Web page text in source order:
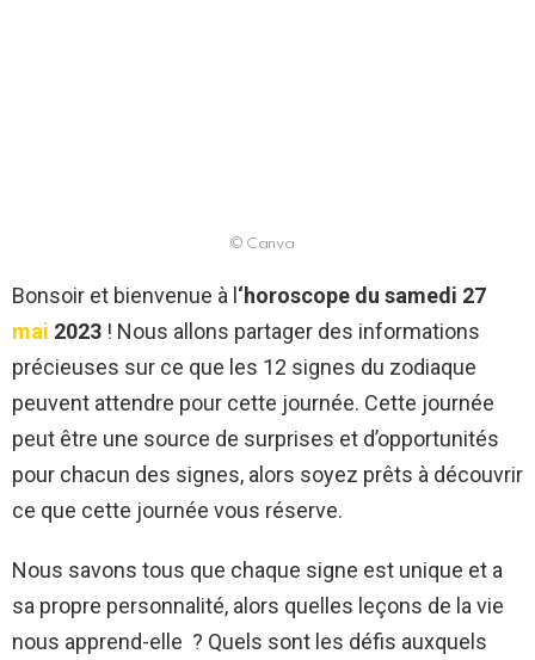
© Canva
Bonsoir et bienvenue à l ‘horoscope du samedi 27
mai 2023 ! Nous allons partager des informations
précieuses sur ce que les 12 signes du zodiaque
peuvent attendre pour cette journée. Cette journée
peut être une source de surprises et d’opportunités
pour chacun des signes, alors soyez prêts à découvrir
ce que cette journée vous réserve.
Nous savons tous que chaque signe est unique et a
sa propre personnalité, alors quelles leçons de la vie
nous apprend-elle ? Quels sont les défis auxquels